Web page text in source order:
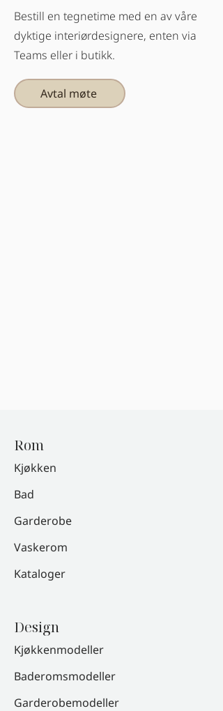
Bestill en tegnetime med en av våre
dyktige interiørdesignere, enten via
Teams eller i butikk.
Avtal møte
Rom
Kjøkken
Bad
Garderobe
Vaskerom
Kataloger
Design
Kjøkkenmodeller
Baderomsmodeller
Garderobemodeller